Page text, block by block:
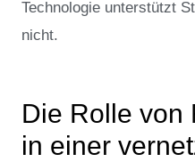
Technologie unterstützt
nicht.
Die Rolle von
in einer